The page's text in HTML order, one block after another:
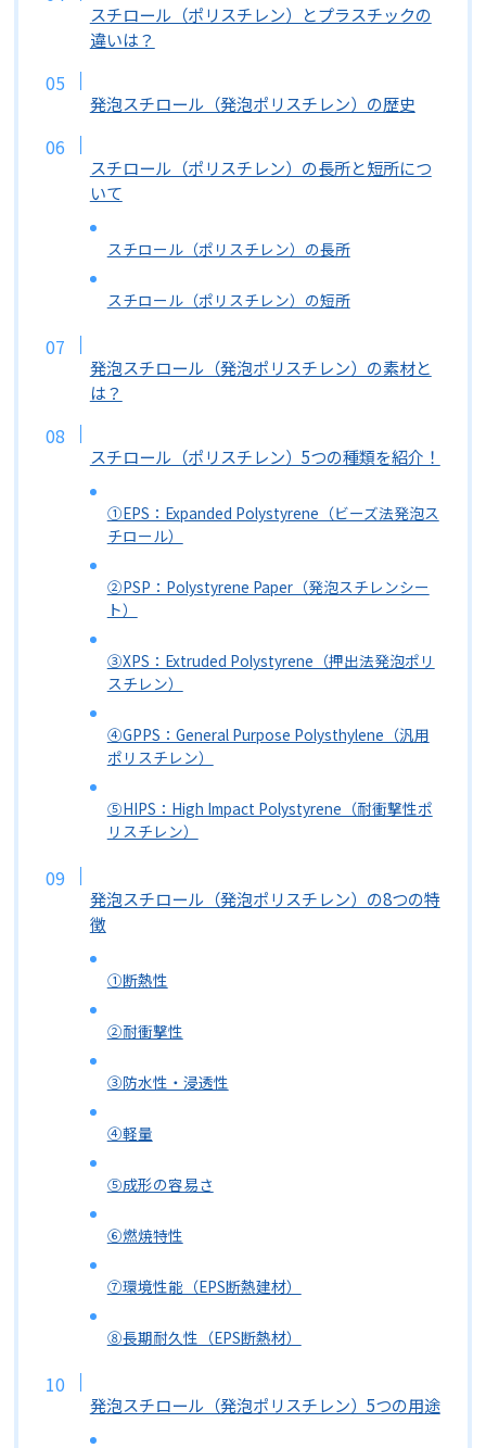
スチロール（ポリスチレン）とプラスチックの
違いは？
発泡スチロール（発泡ポリスチレン）の歴史
スチロール（ポリスチレン）の長所と短所につ
いて
スチロール（ポリスチレン）の長所
スチロール（ポリスチレン）の短所
発泡スチロール（発泡ポリスチレン）の素材と
は？
スチロール（ポリスチレン）5つの種類を紹介！
①EPS：Expanded Polystyrene（ビーズ法発泡ス
チロール）
②PSP：Polystyrene Paper（発泡スチレンシー
ト）
③XPS：Extruded Polystyrene（押出法発泡ポリ
スチレン）
④GPPS：General Purpose Polysthylene（汎用
ポリスチレン）
⑤HIPS：High Impact Polystyrene（耐衝撃性ポ
リスチレン）
発泡スチロール（発泡ポリスチレン）の8つの特
徴
①断熱性
②耐衝撃性
③防水性・浸透性
④軽量
⑤成形の容易さ
⑥燃焼特性
⑦環境性能（EPS断熱建材）
⑧長期耐久性（EPS断熱材）
発泡スチロール（発泡ポリスチレン）5つの用途